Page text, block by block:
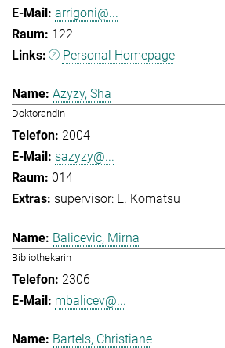
arrigoni@...
122
Personal Homepage
Azyzy, Sha
Doktorandin
2004
sazyzy@...
014
supervisor: E. Komatsu
Balicevic, Mirna
Bibliothekarin
2306
mbalicev@...
Bartels, Christiane